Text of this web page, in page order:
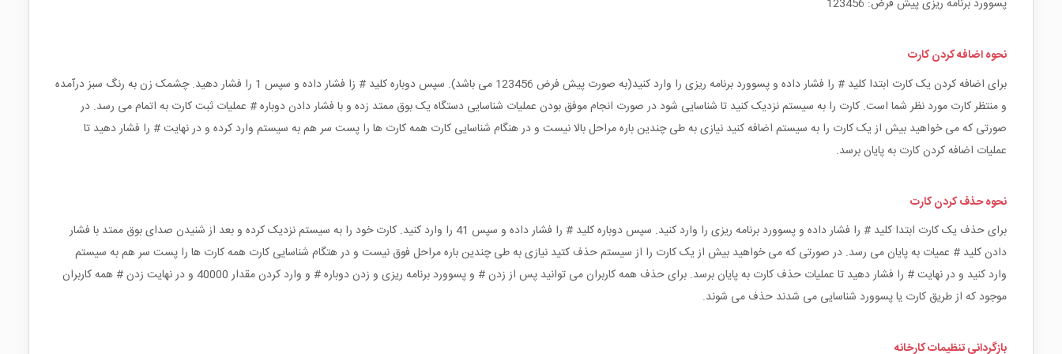
پسوورد برنامه ریزی پیش فرض: 123456
نحوه اضافه کردن کارت
برای اضافه کردن یک کارت ابتدا کلید # را فشار داده و پسوورد برنامه ریزی را وارد کنید(به صورت پیش فرض 123456 می باشد). سپس دوباره کلید # زا فشار داده و سپس 1 را فشار دهید. چشمک زن به رنگ سبز درآمده
و منتظر کارت مورد نظر شما است. کارت را به سیستم نزدیک کنید تا شناسایی شود در صورت انجام موفق بودن عملیات شناسایی دستگاه یک بوق ممتد زده و با فشار دادن دوباره # عملیات ثبت کارت به اتمام می رسد. در
صورتی که می خواهید بیش از یک کارت را به سیستم اضافه کنید نیازی به طی چندین باره مراحل بالا نیست و در هنگام شناسایی کارت همه کارت ها را پست سر هم به سیستم وارد کرده و در نهایت # را فشار دهید تا
عملیات اضافه کردن کارت به پایان برسد.
نحوه حذف کردن کارت
برای حذف یک کارت ابتدا کلید # را فشار داده و پسوورد برنامه ریزی را وارد کنید. سپس دوباره کلید # را فشار داده و سپس 41 را وارد کنید. کارت خود را به سیستم نزدیک کرده و بعد از شنیدن صدای بوق ممتد با فشار
دادن کلید # عمیات به پایان می رسد. در صورتی که می خواهید بیش از یک کارت را از سیستم حذف کتید نیازی به طی چندین باره مراحل فوق نیست و در هتگام شناسایی کارت همه کارت ها را پست سر هم به سیستم
وارد کنید و در نهایت # را فشار دهید تا عملیات حذف کارت به پایان برسد. برای حذف همه کاربران می توانید پس از زدن # و پسوورد برنامه ریزی و زدن دوباره # و وارد کردن مقدار 40000 و در نهایت زدن # همه کاربران
موجود که از طریق کارت یا پسوورد شناسایی می شدند حذف می شوند.
بازگردانی تنظیمات کارخانه